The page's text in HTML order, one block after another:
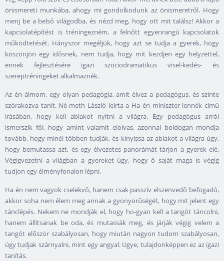
önismereti munkába, ahogy mi gondolkodunk az önismeretről. Hogy
menj be a belső világodba, és nézd meg, hogy ott mit találsz! Akkor a
kapcsolatépítést is tréningezném, a felnőtt egyenrangú kapcsolatok
működtetését. Hányszor megéljük, hogy azt se tudja a gyerek, hogy
köszönjön egy idősnek, nem tudja, hogy mit kezdjen egy helyzettel,
ennek fejlesztésére igazi szociodramatikus visel-kedés- és
szereptréningeket alkalmaznék.
Az én álmom, egy olyan pedagógia, amit élvez a pedagógus, és szinte
szórakozva tanít. Né-meth László leírta a Ha én miniszter lennék című
írásában, hogy kell ablakot nyitni a világra. Egy pedagógus arról
ismerszik föl, hogy amint valamit elolvas, azonnal boldogan mondja
tovább, hogy minél többen tudják, és kinyissa az ablakot a világra úgy,
hogy bemutassa azt, és egy élvezetes panorámát tárjon a gyerek elé.
Végigvezetni a világban a gyereket úgy, hogy ő saját maga is végig
tudjon egy élményfonalon lépni.
Ha én nem vagyok cselekvő, hanem csak passzív elszenvedő befogadó,
akkor soha nem élem meg annak a gyönyörűségét, hogy mit jelent egy
tánclépés. Nekem ne mondják el, hogy ho-gyan kell a tangót táncolni,
hanem állítsanak be oda, és mutassák meg, és járják végig velem a
tangót először szabályosan, hogy miután nagyon tudom szabályosan,
úgy tudjak szárnyalni, mint egy angyal. Ugye, tulajdonképpen ez az igazi
tanítás.